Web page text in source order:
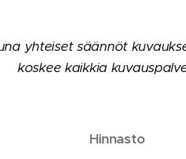
yhteiset säännöt
koskee kaikkia
Hinnasto